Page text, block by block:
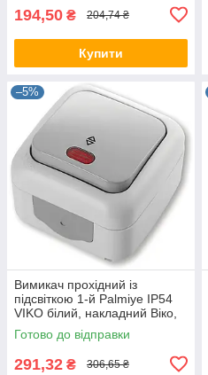
194,50 ₴ 204,74 ₴
Купити
–5%
Вимикач прохідний із
підсвіткою 1-й Palmiye IP54
VIKO білий, накладний Віко,
настінний зовнішній
90555563
Готово до відправки
291,32 ₴ 306,65 ₴